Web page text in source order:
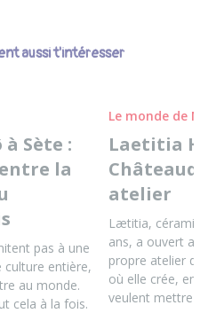
aussi t'intéresser
Sète :
la
pas à une
culture entière,
au monde.
cela à la fois.
Le monde de
Laetitia
atelier
Lætitia,
ans, a ouvert au
propre atelier
où elle crée,
veulent mettre